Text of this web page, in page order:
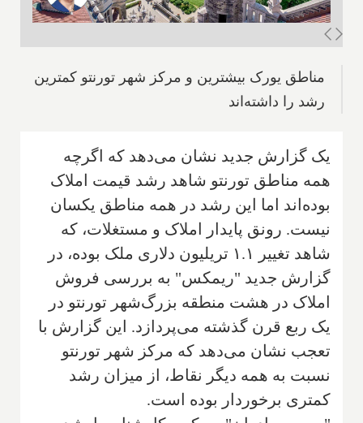
مناطق یورک بیشترین و مرکز شهر تورنتو کمترین
رشد را داشته‌اند
یک گزارش جدید نشان می‌دهد که اگرچه
همه مناطق تورنتو شاهد رشد قیمت املاک
بوده‌اند اما این رشد در همه مناطق یکسان
نیست. رونق پایدار املاک و مستغلات، که
شاهد تغییر ۱.۱ تریلیون دلاری ملک بوده، در
گزارش جدید "ریمکس" به بررسی فروش
املاک در هشت منطقه بزرگ‌شهر تورنتو در
یک ربع قرن گذشته می‌پردازد. این گزارش با
تعجب نشان می‌دهد که مرکز شهر تورنتو
نسبت به همه دیگر نقاط، از میزان رشد
کمتری برخوردار بوده است.